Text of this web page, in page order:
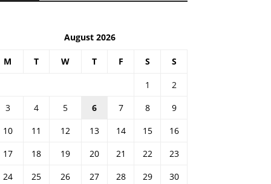
August 2026
M T W T F S S
1
2
3
4 5 6 7 8
9
10
11 12 13 14 15
16
17
18 19 20 21 22
23
24
25 26 27 28 29
30